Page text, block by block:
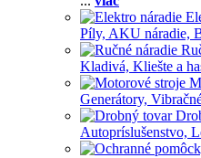
Píly, AKU náradie,
Kladivá, Kliešte a
Generátory,
Autopríslušenstvo,